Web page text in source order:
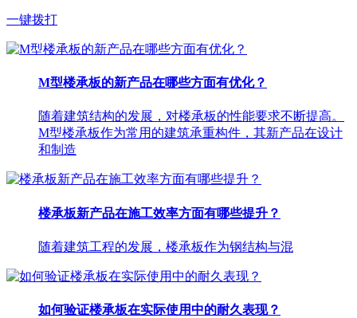
一键拨打
M型楼承板的新产品在哪些方面有优化？
随着建筑结构的发展，对楼承板的性能要求不断提高。
M型楼承板作为常用的建筑承重构件，其新产品在设计
和制造
楼承板新产品在施工效率方面有哪些提升？
随着建筑工程的发展，楼承板作为钢结构与混
如何验证楼承板在实际使用中的耐久表现？